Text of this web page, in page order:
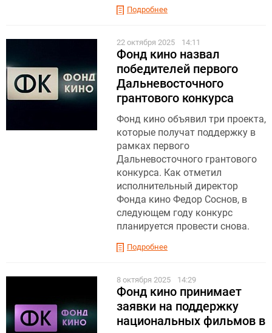
Подробнее
22 октября 2025 14:11
Фонд кино назвал
победителей первого
Дальневосточного
грантового конкурса
Фонд кино объявил три проекта,
которые получат поддержку в
рамках первого
Дальневосточного грантового
конкурса. Как отметил
исполнительный директор
Фонда кино Федор Соснов, в
следующем году конкурс
планируется провести снова.
Подробнее
8 октября 2025 14:29
Фонд кино принимает
заявки на поддержку
национальных фильмов в